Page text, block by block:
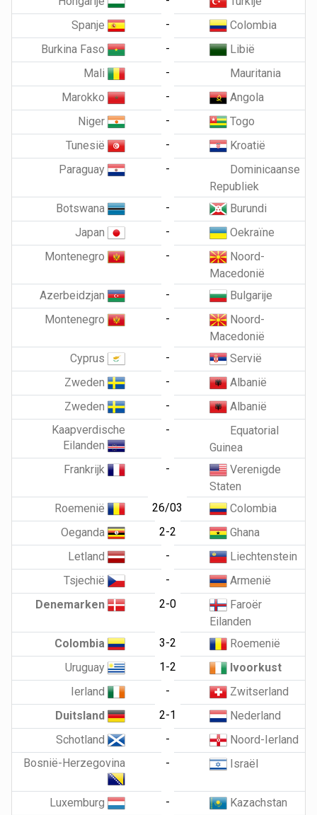
Spanje
-
Colombia
Burkina Faso
-
Libië
Mali
-
Mauritania
Marokko
-
Angola
Niger
-
Togo
Tunesië
-
Kroatië
Paraguay
-
Dominicaanse
Republiek
Botswana
-
Burundi
Japan
-
Oekraïne
Montenegro
-
Noord-
Macedonië
Azerbeidzjan
-
Bulgarije
Montenegro
-
Noord-
Macedonië
Cyprus
-
Servië
Zweden
-
Albanië
Zweden
-
Albanië
Kaapverdische
Eilanden
-
Equatorial
Guinea
Frankrijk
-
Verenigde
Staten
Roemenië
26/03
Colombia
Oeganda
2-2
Ghana
Letland
-
Liechtenstein
Tsjechië
-
Armenië
Denemarken
2-0
Faroër
Eilanden
Colombia
3-2
Roemenië
Uruguay
1-2
Ivoorkust
Ierland
-
Zwitserland
Duitsland
2-1
Nederland
Schotland
-
Noord-Ierland
Bosnië-Herzegovina
- Israël
Luxemburg -
Kazachstan